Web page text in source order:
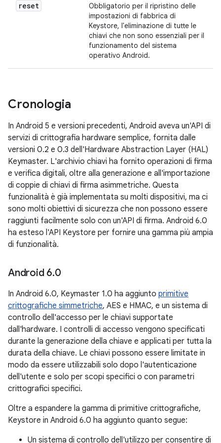
reset
Obbligatorio per il ripristino delle
impostazioni di fabbrica di
Keystore, l'eliminazione di tutte le
chiavi che non sono essenziali per il
funzionamento del sistema
operativo Android.
Cronologia
In Android 5 e versioni precedenti, Android aveva un'API di
servizi di crittografia hardware semplice, fornita dalle
versioni 0.2 e 0.3 dell'Hardware Abstraction Layer (HAL)
Keymaster. L'archivio chiavi ha fornito operazioni di firma
e verifica digitali, oltre alla generazione e all'importazione
di coppie di chiavi di firma asimmetriche. Questa
funzionalità è già implementata su molti dispositivi, ma ci
sono molti obiettivi di sicurezza che non possono essere
raggiunti facilmente solo con un'API di firma. Android 6.0
ha esteso l'API Keystore per fornire una gamma più ampia
di funzionalità.
Android 6.0
In Android 6.0, Keymaster 1.0 ha aggiunto primitive
crittografiche simmetriche, AES e HMAC, e un sistema di
controllo dell'accesso per le chiavi supportate
dall'hardware. I controlli di accesso vengono specificati
durante la generazione della chiave e applicati per tutta la
durata della chiave. Le chiavi possono essere limitate in
modo da essere utilizzabili solo dopo l'autenticazione
dell'utente e solo per scopi specifici o con parametri
crittografici specifici.
Oltre a espandere la gamma di primitive crittografiche,
Keystore in Android 6.0 ha aggiunto quanto segue:
Un sistema di controllo dell'utilizzo per consentire di